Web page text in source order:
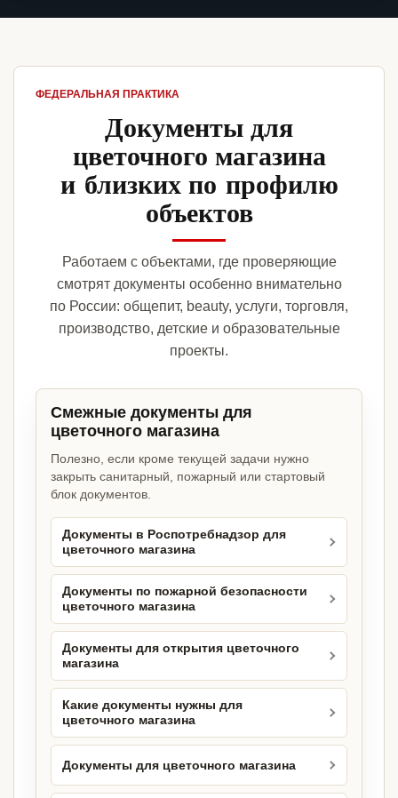
ФЕДЕРАЛЬНАЯ ПРАКТИКА
Документы для
цветочного магазина
и близких по профилю
объектов
Работаем с объектами, где проверяющие
смотрят документы особенно внимательно
по России: общепит, beauty, услуги, торговля,
производство, детские и образовательные
проекты.
Смежные документы для
цветочного магазина
Полезно, если кроме текущей задачи нужно
закрыть санитарный, пожарный или стартовый
блок документов.
Документы в Роспотребнадзор для
цветочного магазина
Документы по пожарной безопасности
цветочного магазина
Документы для открытия цветочного
магазина
Какие документы нужны для
цветочного магазина
Документы для цветочного магазина